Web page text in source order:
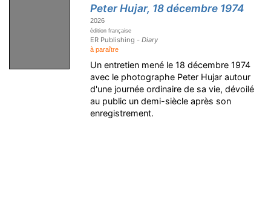
Peter Hujar, 18 décembre 1974
2026
édition française
ER Publishing -Diary
à paraître
Un entretien mené le 18 décembre 1974
avec le photographe Peter Hujar autour
d'une journée ordinaire de sa vie, dévoilé
au public un demi-siècle après son
enregistrement.